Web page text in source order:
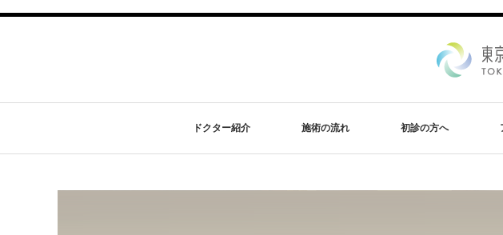
ドクター紹介 施術の流れ 初診の方へ